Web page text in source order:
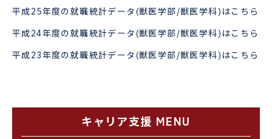
平成25年度の就職統計データ(獣医学部/獣医学科)はこちら
平成24年度の就職統計データ(獣医学部/獣医学科)はこちら
平成23年度の就職統計データ(獣医学部/獣医学科)はこちら
キャリア支援 MENU